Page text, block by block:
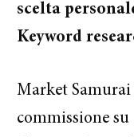
scelta
Keyword
Market
commissione